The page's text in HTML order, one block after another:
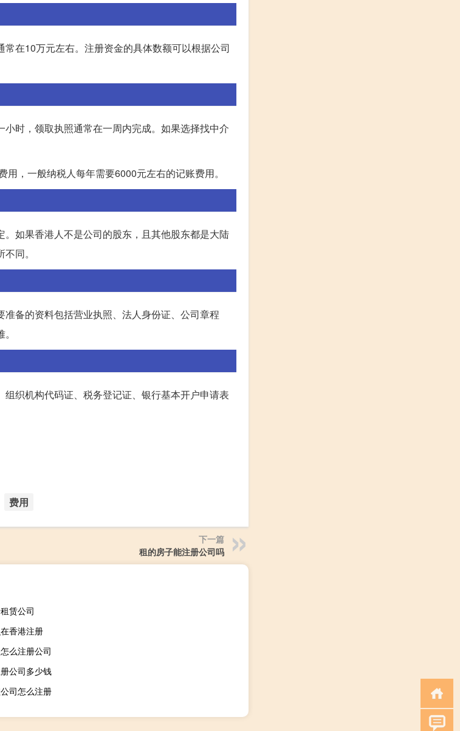
在10万元左右。注册资金的具体数额可以根据公司
时，领取执照通常在一周内完成。如果选择找中介
，一般纳税人每年需要6000元左右的记账费用。
如果香港人不是公司的股东，且其他股东都是大陆
同。
备的资料包括营业执照、法人身份证、公司章程
织机构代码证、税务登记证、银行基本开户申请表
费用
下一篇
租的房子能注册公司吗
赁公司
香港注册
么注册公司
公司多少钱
司怎么注册